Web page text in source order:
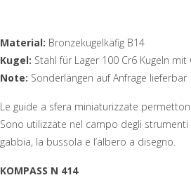
Material: Bronzekugelkäfig B14
Kugel: Stahl für Lager 100 Cr6 Kugeln mit
Note: Sonderlängen auf Anfrage lieferbar
Le guide a sfera miniaturizzate
Sono utilizzate nel campo degli
gabbia, la bussola e l’albero a disegno.
KOMPASS N 414